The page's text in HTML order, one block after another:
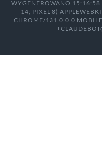
WYGENEROWANO
14; PIXEL 8)
CHROME/131.0.0.0